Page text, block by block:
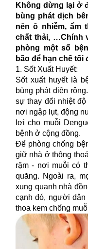
Không dừng lại ở
bùng phát dịch
nên ô nhiễm, ẩm
chất thải, …Chính
phòng một số
bão để hạn chế tối
1. Sốt Xuất Huyết:
Sốt xuất huyết là
bùng phát diện
sự thay đổi nhiệt
nơi ngập lụt, động
lợi cho muỗi
bệnh ở cộng đồng.
Để phòng chống
giữ nhà ở thông
rặm - nơi muỗi có
quăng. Ngoài ra,
xung quanh nhà
cạnh đó, người dân
thoa kem chống